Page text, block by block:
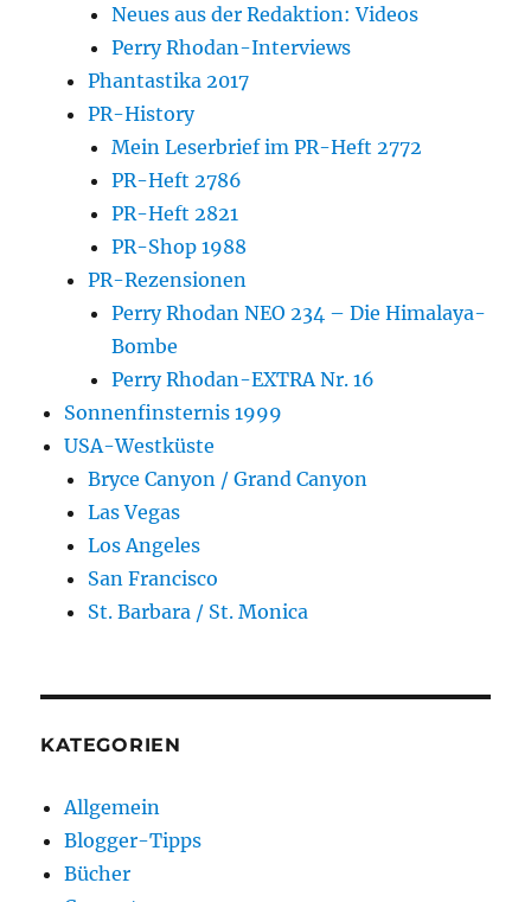
Neues aus der Redaktion: Videos
Perry Rhodan-Interviews
Phantastika 2017
PR-History
Mein Leserbrief im PR-Heft 2772
PR-Heft 2786
PR-Heft 2821
PR-Shop 1988
PR-Rezensionen
Perry Rhodan NEO 234 – Die Himalaya-
Bombe
Perry Rhodan-EXTRA Nr. 16
Sonnenfinsternis 1999
USA-Westküste
Bryce Canyon / Grand Canyon
Las Vegas
Los Angeles
San Francisco
St. Barbara / St. Monica
KATEGORIEN
Allgemein
Blogger-Tipps
Bücher